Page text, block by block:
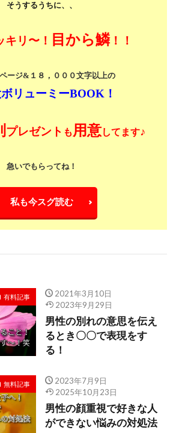
そうするうちに、、
キリ〜！ 目から鱗！！
ージ&１８，０００文字以上の
リューミーBOOK！
プレゼント も 用意してます♪
急いでもらってね！
私も今スグ読む
有料記事
2021年3月10日
2023年9月29日
男性の別れの意思を伝え
るとき〇〇で表現をす
る！
無料記事
2023年7月9日
2025年10月23日
男性の顔重視で好きな人
ができない悩みの対処法